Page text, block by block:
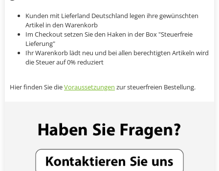
Kunden mit Lieferland Deutschland legen ihre gewünschten
Artikel in den Warenkorb
Im Checkout setzen Sie den Haken in der Box "Steuerfreie
Lieferung"
Ihr Warenkorb lädt neu und bei allen berechtigten Artikeln wird
die Steuer auf 0% reduziert
Hier finden Sie dieVoraussetzungen zur steuerfreien Bestellung.